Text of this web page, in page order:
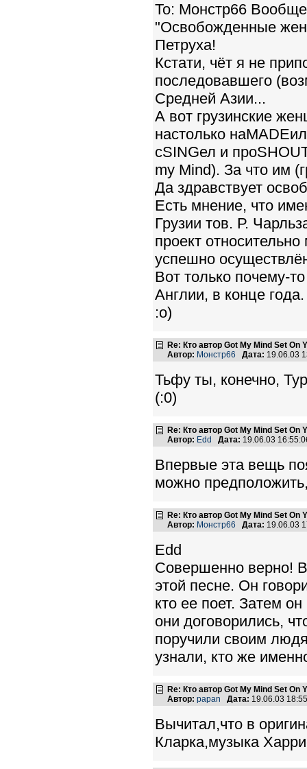
To: Монстр66
"Освобожденные
Петруха!
Кстати, чёт я не
последовавшего
Средней Азии...
А вот грузинские
настолько
сSINGел и
my Mind). За что им
Да здравствует
Есть мнение, что
Грузии тов. Р.
проект
успешно
Вот только почему-
Англии, в конце года.
:o)
Re: Кто автор Got My Mind Set On
Автор: Монстр66 Дата: 19.06.03
Тьфу ты, конечно,
(:0)
Re: Кто автор Got My Mind Set On
Автор: Edd Дата: 19.06.03
Впервые эта вещь
можно
Re: Кто автор Got My Mind Set On
Автор: Монстр66 Дата: 19.06.03
Edd
Совершенно верно!
этой песне. Он
кто ее поет. Затем
они договорились,
поручили своим
узнали, кто же
Re: Кто автор Got My Mind Set On
Автор: papan Дата: 19.06.03
Вычитал,что в
Кларка,музыка